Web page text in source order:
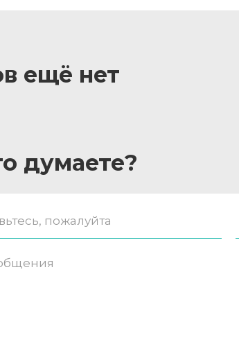
ещё нет
думаете?